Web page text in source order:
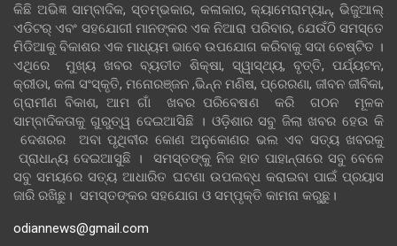
କିଛି ଅଭିଜ୍ଞ ସାମ୍ବାଦିକ, ସ୍ତମ୍ଭକାର, କଳାକାର, କ୍ୟାମେରାମ୍ୟାନ୍, ଭିଜୁଆଲ୍
ଏଡିଟର୍ ଏବଂ ସହଯୋଗୀ ମାନଙ୍କର ଏକ ନିଆରା ପରିବାର, ଯେଉଁଠି ସମସ୍ତେ
ମିଡିଆକୁ ବିକାଶର ଏକ ମାଧ୍ୟମ ଭାବେ ଉପଯୋଗ କରିବାକୁ ସଦା ଚେଷ୍ଟିତ ।
ଏଥିରେ ମୁଖ୍ୟ ଖବର ବ୍ୟତୀତ ଶିକ୍ଷା, ସ୍ୱାସ୍ଥ୍ୟ, ବୃତ୍ତି, ପର୍ଯ୍ୟଟନ,
କ୍ରୀଡା, କଳା ସଂସ୍କୃତି, ମନୋରଞ୍ଜନ ,ଭିନ୍ନ ମଣିଷ, ପ୍ରେରଣା, ଜୀବନ ଜୀବିକା,
ଗ୍ରାମୀଣ ବିକାଶ, ଆମ ଗାଁ ଖବର ପରିବେଷଣ କରି ଗଠନ ମୂଳକ
ସାମ୍ବାଦିକତାକୁ ଗୁରୁତ୍ୱ ଦେଇଆସିଛି । ଓଡ଼ିଶାର ସବୁ ଜିଲା ଖବର ହେଉ କି
ଦେଶରର ଅବା ପୃଥିବୀର କୋଣ ଅନୁକୋଣର ଭଲ ଏବ ସତ୍ୟ ଖବରକୁ
ପ୍ରାଧାନ୍ୟ ଦେଇଆସୁଛି । ସମସ୍ତଙ୍କୁ ନିଜ ହାତ ପାହାନ୍ତାରେ ସବୁ ବେଳେ
ସବୁ ସମୟରେ ସତ୍ୟ ଆଧାରିତ ଘଟଣା ଉପଲବ୍ଧ କରାଇବା ପାଇଁ ପ୍ରୟାସ
ଜାରି ରଖିଛୁ। ସମସ୍ତଙ୍କର ସହଯୋଗ ଓ ସମ୍ପୃକ୍ତି କାମନା କରୁଛୁ।
odiannews@gmail.com